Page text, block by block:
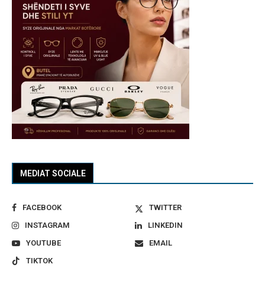
MEDIAT SOCIALE
FACEBOOK
TWITTER
INSTAGRAM
LINKEDIN
YOUTUBE
EMAIL
TIKTOK